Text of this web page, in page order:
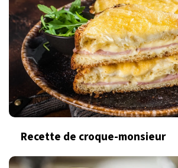
Recette de croque-monsieur